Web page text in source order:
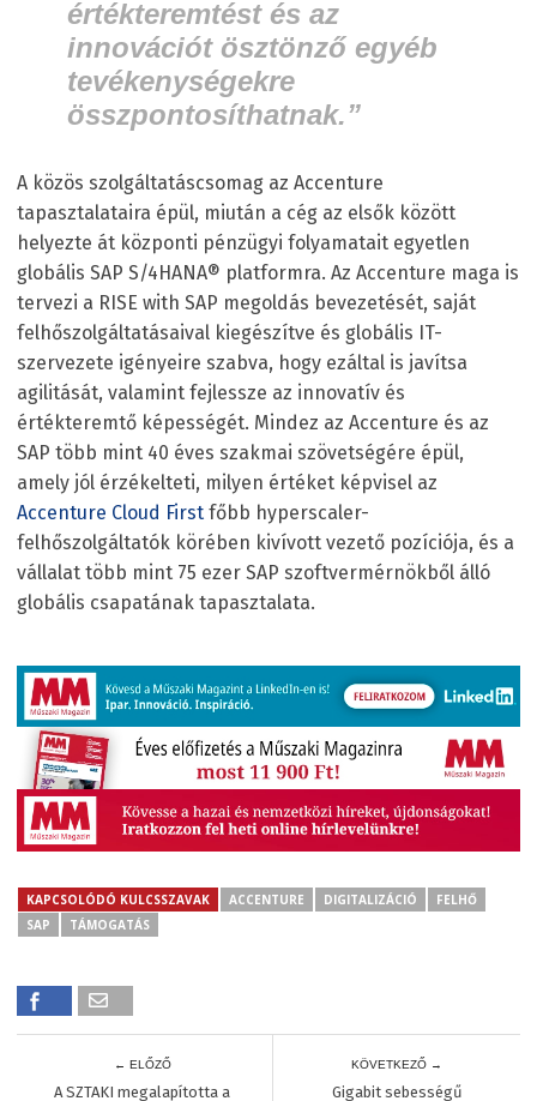
értékteremtést és az
innovációt ösztönző egyéb
tevékenységekre
összpontosíthatnak.”
A közös szolgáltatáscsomag az Accenture
tapasztalataira épül, miután a cég az elsők között
helyezte át központi pénzügyi folyamatait egyetlen
globális SAP S/4HANA® platformra. Az Accenture maga is
tervezi a RISE with SAP megoldás bevezetését, saját
felhőszolgáltatásaival kiegészítve és globális IT-
szervezete igényeire szabva, hogy ezáltal is javítsa
agilitását, valamint fejlessze az innovatív és
értékteremtő képességét. Mindez az Accenture és az
SAP több mint 40 éves szakmai szövetségére épül,
amely jól érzékelteti, milyen értéket képvisel az
Accenture Cloud First főbb hyperscaler-
felhőszolgáltatók körében kivívott vezető pozíciója, és a
vállalat több mint 75 ezer SAP szoftvermérnökből álló
globális csapatának tapasztalata.
KAPCSOLÓDÓ KULCSSZAVAK ACCENTURE DIGITALIZÁCIÓ
FELHŐ
SAP
TÁMOGATÁS
← ELŐZŐ
A SZTAKI megalapította a
KÖVETKEZŐ →
Gigabit sebességű